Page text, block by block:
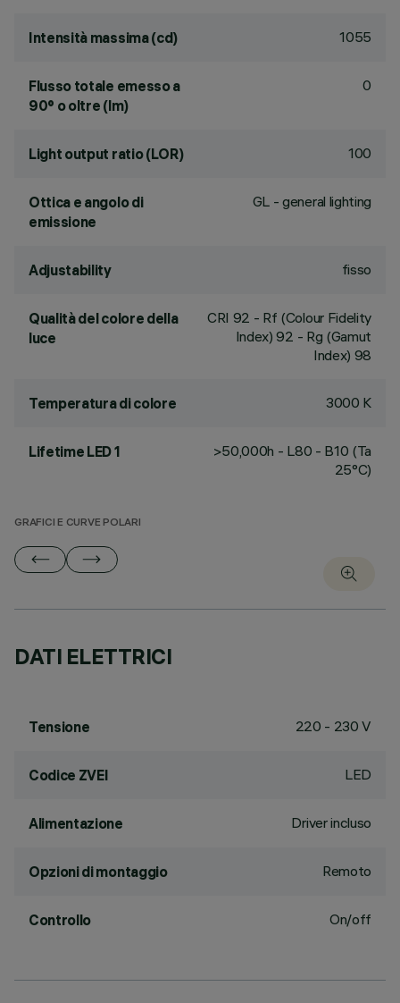
Intensità massima (cd) 1055
Flusso totale emesso a
90° o oltre (lm)
0
Light output ratio (LOR) 100
Ottica e angolo di
emissione
GL - general lighting
Adjustability fisso
Qualità del colore della
luce
CRI 92 - Rf (Colour Fidelity
Index) 92 - Rg (Gamut
Index) 98
Temperatura di colore 3000 K
Lifetime LED 1
>50,000h - L80 - B10 (Ta
25°C)
GRAFICI E CURVE POLARI
DATI ELETTRICI
Tensione 220 - 230 V
Codice ZVEI LED
Alimentazione Driver incluso
Opzioni di montaggio Remoto
Controllo On/off